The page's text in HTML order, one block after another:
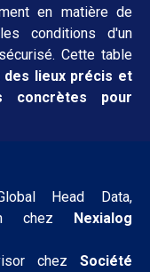
en matière de
conditions d'un
Cette table
lieux précis et
concrètes pour
Head Data,
chez Nexialog
chezSociété